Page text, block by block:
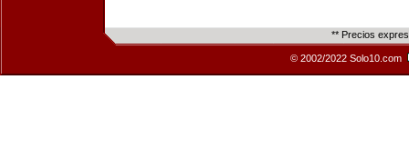
** Precios
© 2002/2022 Solo10.com